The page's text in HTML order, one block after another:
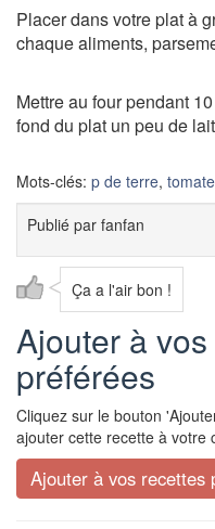
Placer dans votre plat à
chaque aliments,
Mettre au four pendant
fond du plat un peu de
Mots-clés: p de terre, tomate
Publié par fanfan
Ça a l'air bon !
Ajouter à
préférées
Cliquez sur le bouton
ajouter cette recette à votre